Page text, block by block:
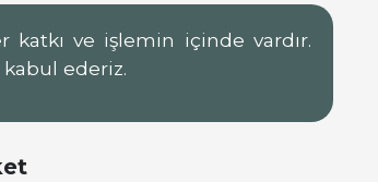
katkı ve işlemin içinde vardır.
kabul ederiz.